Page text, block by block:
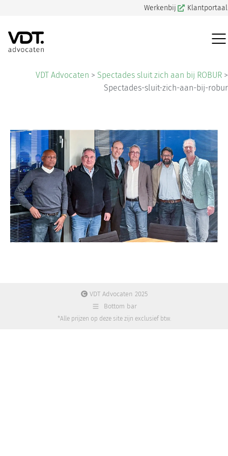
Werkenbij Klantportaal
VDT Advocaten > Spectades sluit zich aan bij ROBUR >
Spectades-sluit-zich-aan-bij-robur
VDT Advocaten 2025
Bottom bar
*Alle prijzen op deze site zijn exclusief btw.